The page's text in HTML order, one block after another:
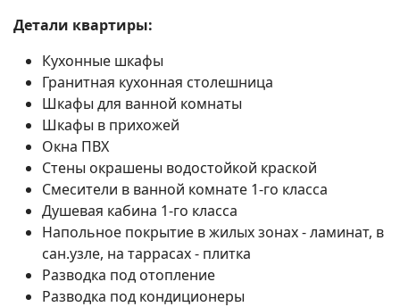
Детали квартиры:
Кухонные шкафы
Гранитная кухонная столешница
Шкафы для ванной комнаты
Шкафы в прихожей
Окна ПВХ
Стены окрашены водостойкой краской
Смесители в ванной комнате 1-го класса
Душевая кабина 1-го класса
Напольное покрытие в жилых зонах - ламинат, в
сан.узле, на таррасах - плитка
Разводка под отопление
Разводка под кондиционеры